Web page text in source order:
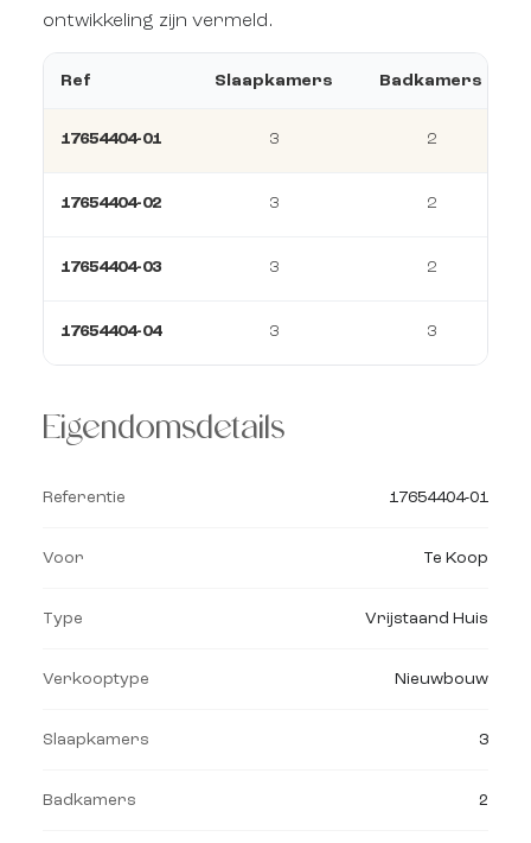
ontwikkeling zijn vermeld.
Ref Slaapkamers Badkamers
17654404-01 3 2
17654404-02 3 2
17654404-03 3 2
17654404-04 3 3
Eigendomsdetails
Referentie 17654404-01
Voor Te Koop
Type Vrijstaand Huis
Verkooptype Nieuwbouw
Slaapkamers 3
Badkamers 2